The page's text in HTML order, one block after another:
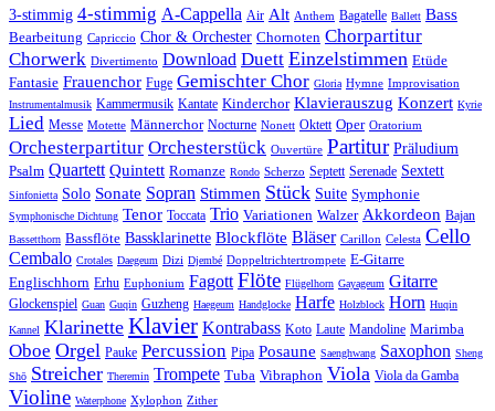
3-stimmig 4-stimmig A-Cappella Air Alt Anthem Bagatelle Ballett Bass
Bearbeitung Capriccio Chor & Orchester Chornoten Chorpartitur
Chorwerk Divertimento Download Duett Einzelstimmen Etüde
Fantasie Frauenchor Fuge Gemischter Chor Gloria Hymne Improvisation
Instrumentalmusik Kammermusik Kantate Kinderchor Klavierauszug Konzert Kyrie
Lied Messe Motette Männerchor Nocturne Nonett Oktett Oper Oratorium
Orchesterpartitur Orchesterstück Ouvertüre Partitur Präludium
Psalm Quartett Quintett Romanze Rondo Scherzo Septett Serenade Sextett
Sinfonietta Solo Sonate Sopran Stimmen Stück Suite Symphonie
Symphonische Dichtung Tenor Toccata Trio Variationen Walzer Akkordeon Bajan
Bassetthorn Bassflöte Bassklarinette Blockflöte Bläser Carillon Celesta Cello
Cembalo Crotales Daegeum Dizi Djembé Doppeltrichtertrompete E-Gitarre
Englischhorn Erhu Euphonium Fagott Flöte Flügelhorn Gayageum Gitarre
Glockenspiel Guan Guqin Guzheng Haegeum Handglocke Harfe Holzblock Horn Huqin
Kannel Klarinette Klavier Kontrabass Koto Laute Mandoline Marimba
Oboe Orgel Pauke Percussion Pipa Posaune Saenghwang Saxophon Sheng
Shō Streicher Theremin Trompete Tuba Vibraphon Viola Viola da Gamba
Violine Waterphone Xylophon Zither